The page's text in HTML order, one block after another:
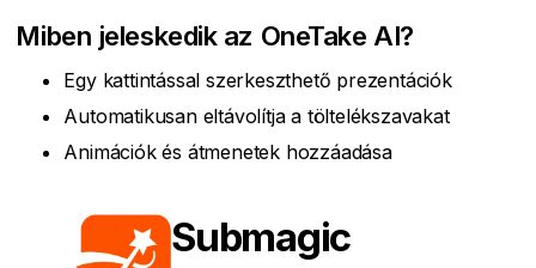
Miben jeleskedik az OneTake AI?
Egy kattintással szerkeszthető prezentációk
Automatikusan eltávolítja a töltelékszavakat
Animációk és átmenetek hozzáadása
Submagic